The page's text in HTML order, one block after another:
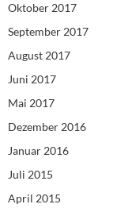
Oktober 2017
September 2017
August 2017
Juni 2017
Mai 2017
Dezember 2016
Januar 2016
Juli 2015
April 2015